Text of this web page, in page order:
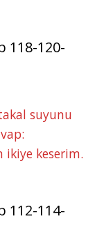
118-120-
suyunu
ikiye keserim.
112-114-